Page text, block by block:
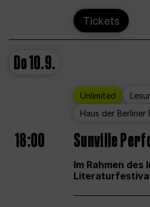
Tickets
Do10.9.
Unlimited
Haus der Berliner
18:00 Sunville
Im Rahmen